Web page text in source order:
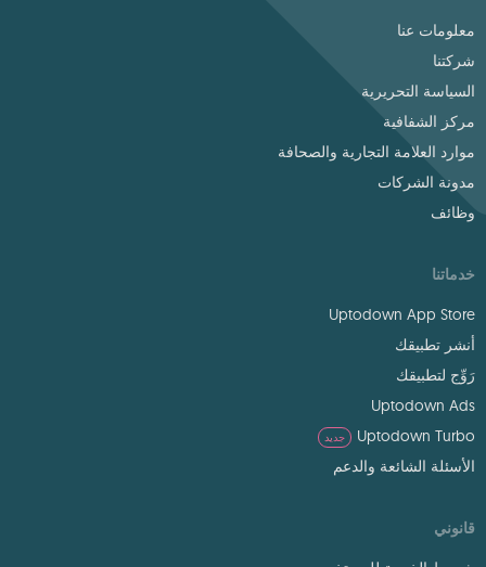
معلومات عنا
شركتنا
السياسة التحريرية
مركز الشفافية
موارد العلامة التجارية والصحافة
مدونة الشركات
وظائف
خدماتنا
Uptodown App Store
أنشر تطبيقك
رَوِّج لتطبيقك
Uptodown Ads
Uptodown Turbo
جديد
الأسئلة الشائعة والدعم
قانوني